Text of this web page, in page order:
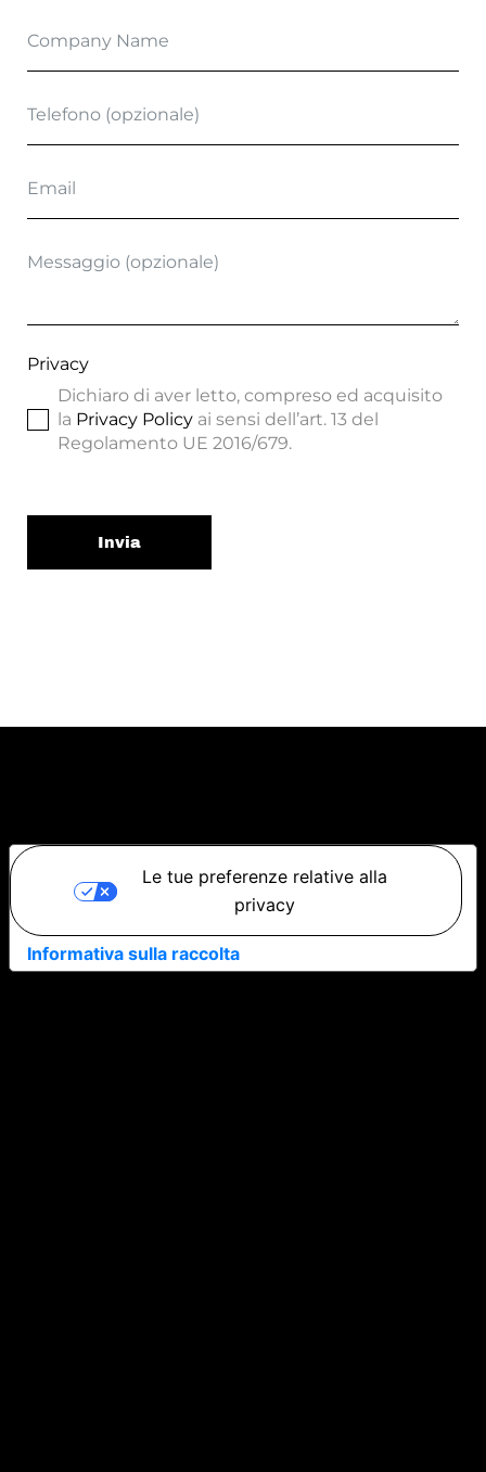
Privacy
Dichiaro di aver letto, compreso ed acquisito
la Privacy Policy ai sensi dell’art. 13 del
Regolamento UE 2016/679.
Invia
Informativa sulla raccolta
Le tue preferenze relative alla
privacy